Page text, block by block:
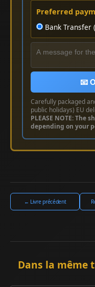
Preferred
Bank Transfer
📧
Carefully packaged
public holidays) EU
PLEASE NOTE: The
depending on your
← Livre précédent
Dans la même